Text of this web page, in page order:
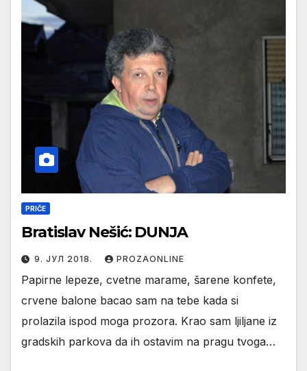
PRIČE
Bratislav Nešić: DUNJA
9. ЈУЛ 2018. PROZAONLINE
Papirne lepeze, cvetne marame, šarene konfete,
crvene balone bacao sam na tebe kada si
prolazila ispod moga prozora. Krao sam ljiljane iz
gradskih parkova da ih ostavim na pragu tvoga…